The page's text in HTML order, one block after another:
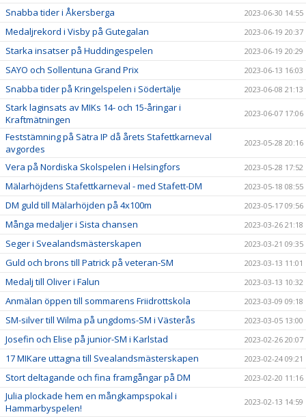
Snabba tider i Åkersberga 2023-06-30 14:55
Medaljrekord i Visby på Gutegalan 2023-06-19 20:37
Starka insatser på Huddingespelen 2023-06-19 20:29
SAYO och Sollentuna Grand Prix 2023-06-13 16:03
Snabba tider på Kringelspelen i Södertälje 2023-06-08 21:13
Stark laginsats av MIKs 14- och 15-åringar i
Kraftmätningen
2023-06-07 17:06
Feststämning på Sätra IP då årets Stafettkarneval
avgordes
2023-05-28 20:16
Vera på Nordiska Skolspelen i Helsingfors 2023-05-28 17:52
Mälarhöjdens Stafettkarneval - med Stafett-DM 2023-05-18 08:55
DM guld till Mälarhöjden på 4x100m 2023-05-17 09:56
Många medaljer i Sista chansen 2023-03-26 21:18
Seger i Svealandsmästerskapen 2023-03-21 09:35
Guld och brons till Patrick på veteran-SM 2023-03-13 11:01
Medalj till Oliver i Falun 2023-03-13 10:32
Anmälan öppen till sommarens Friidrottskola 2023-03-09 09:18
SM-silver till Wilma på ungdoms-SM i Västerås 2023-03-05 13:00
Josefin och Elise på junior-SM i Karlstad 2023-02-26 20:07
17 MIKare uttagna till Svealandsmästerskapen 2023-02-24 09:21
Stort deltagande och fina framgångar på DM 2023-02-20 11:16
Julia plockade hem en mångkampspokal i
Hammarbyspelen!
2023-02-13 14:59